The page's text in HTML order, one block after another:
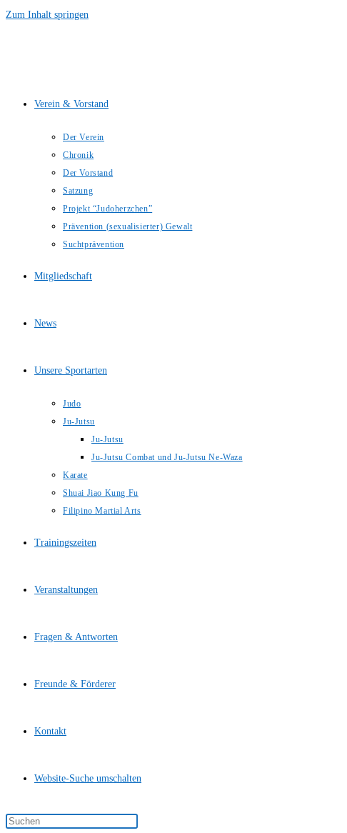
Zum Inhalt springen
Verein & Vorstand
Der Verein
Chronik
Der Vorstand
Satzung
Projekt “Judoherzchen”
Prävention (sexualisierter) Gewalt
Suchtprävention
Mitgliedschaft
News
Unsere Sportarten
Judo
Ju-Jutsu
Ju-Jutsu
Ju-Jutsu Combat und Ju-Jutsu Ne-Waza
Karate
Shuai Jiao Kung Fu
Filipino Martial Arts
Trainingszeiten
Veranstaltungen
Fragen & Antworten
Freunde & Förderer
Kontakt
Website-Suche umschalten